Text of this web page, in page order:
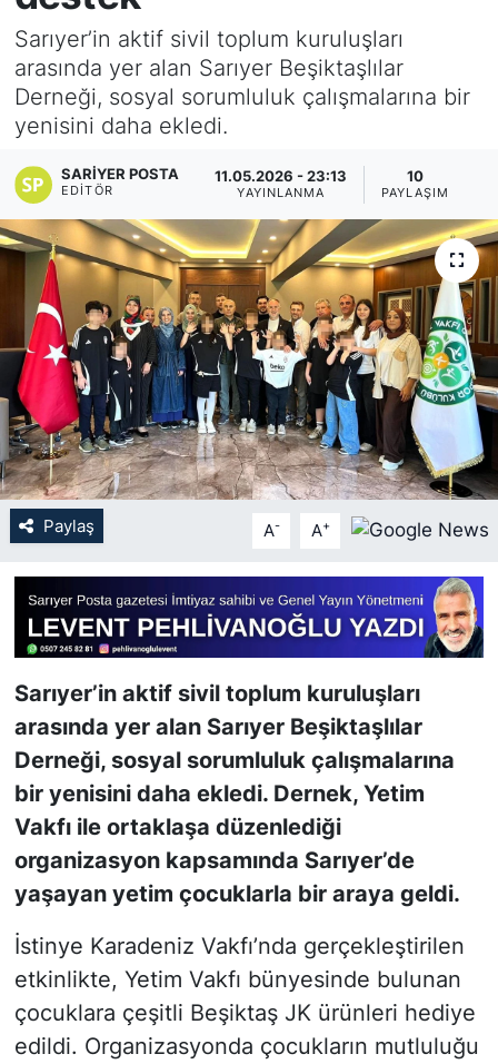
Sarıyer’in aktif sivil toplum kuruluşları
arasında yer alan Sarıyer Beşiktaşlılar
Derneği, sosyal sorumluluk çalışmalarına bir
yenisini daha ekledi.
SARIYER POSTA
EDITÖR
11.05.2026 - 23:13
YAYINLANMA
10
PAYLAŞIM
Paylaş A- A+
Sarıyer’in aktif sivil toplum kuruluşları
arasında yer alan Sarıyer Beşiktaşlılar
Derneği, sosyal sorumluluk çalışmalarına
bir yenisini daha ekledi. Dernek, Yetim
Vakfı ile ortaklaşa düzenlediği
organizasyon kapsamında Sarıyer’de
yaşayan yetim çocuklarla bir araya geldi.
İstinye Karadeniz Vakfı’nda gerçekleştirilen
etkinlikte, Yetim Vakfı bünyesinde bulunan
çocuklara çeşitli Beşiktaş JK ürünleri hediye
edildi. Organizasyonda çocukların mutluluğu
KÖŞE YAZILARI
KÖŞE YAZILARI (Arşiv)
RÖPORTAJ
SAĞLIK
SARIYER HABERLERİ
SARIYER İMAR BARIŞI
SEKTÖR
SON DAKİKA HABERİ
SPOR
TEKNOLOJİ
TÜRKİYE VE DÜNYA GÜNDEMİ
VİDEO GALERİ
YAŞAM